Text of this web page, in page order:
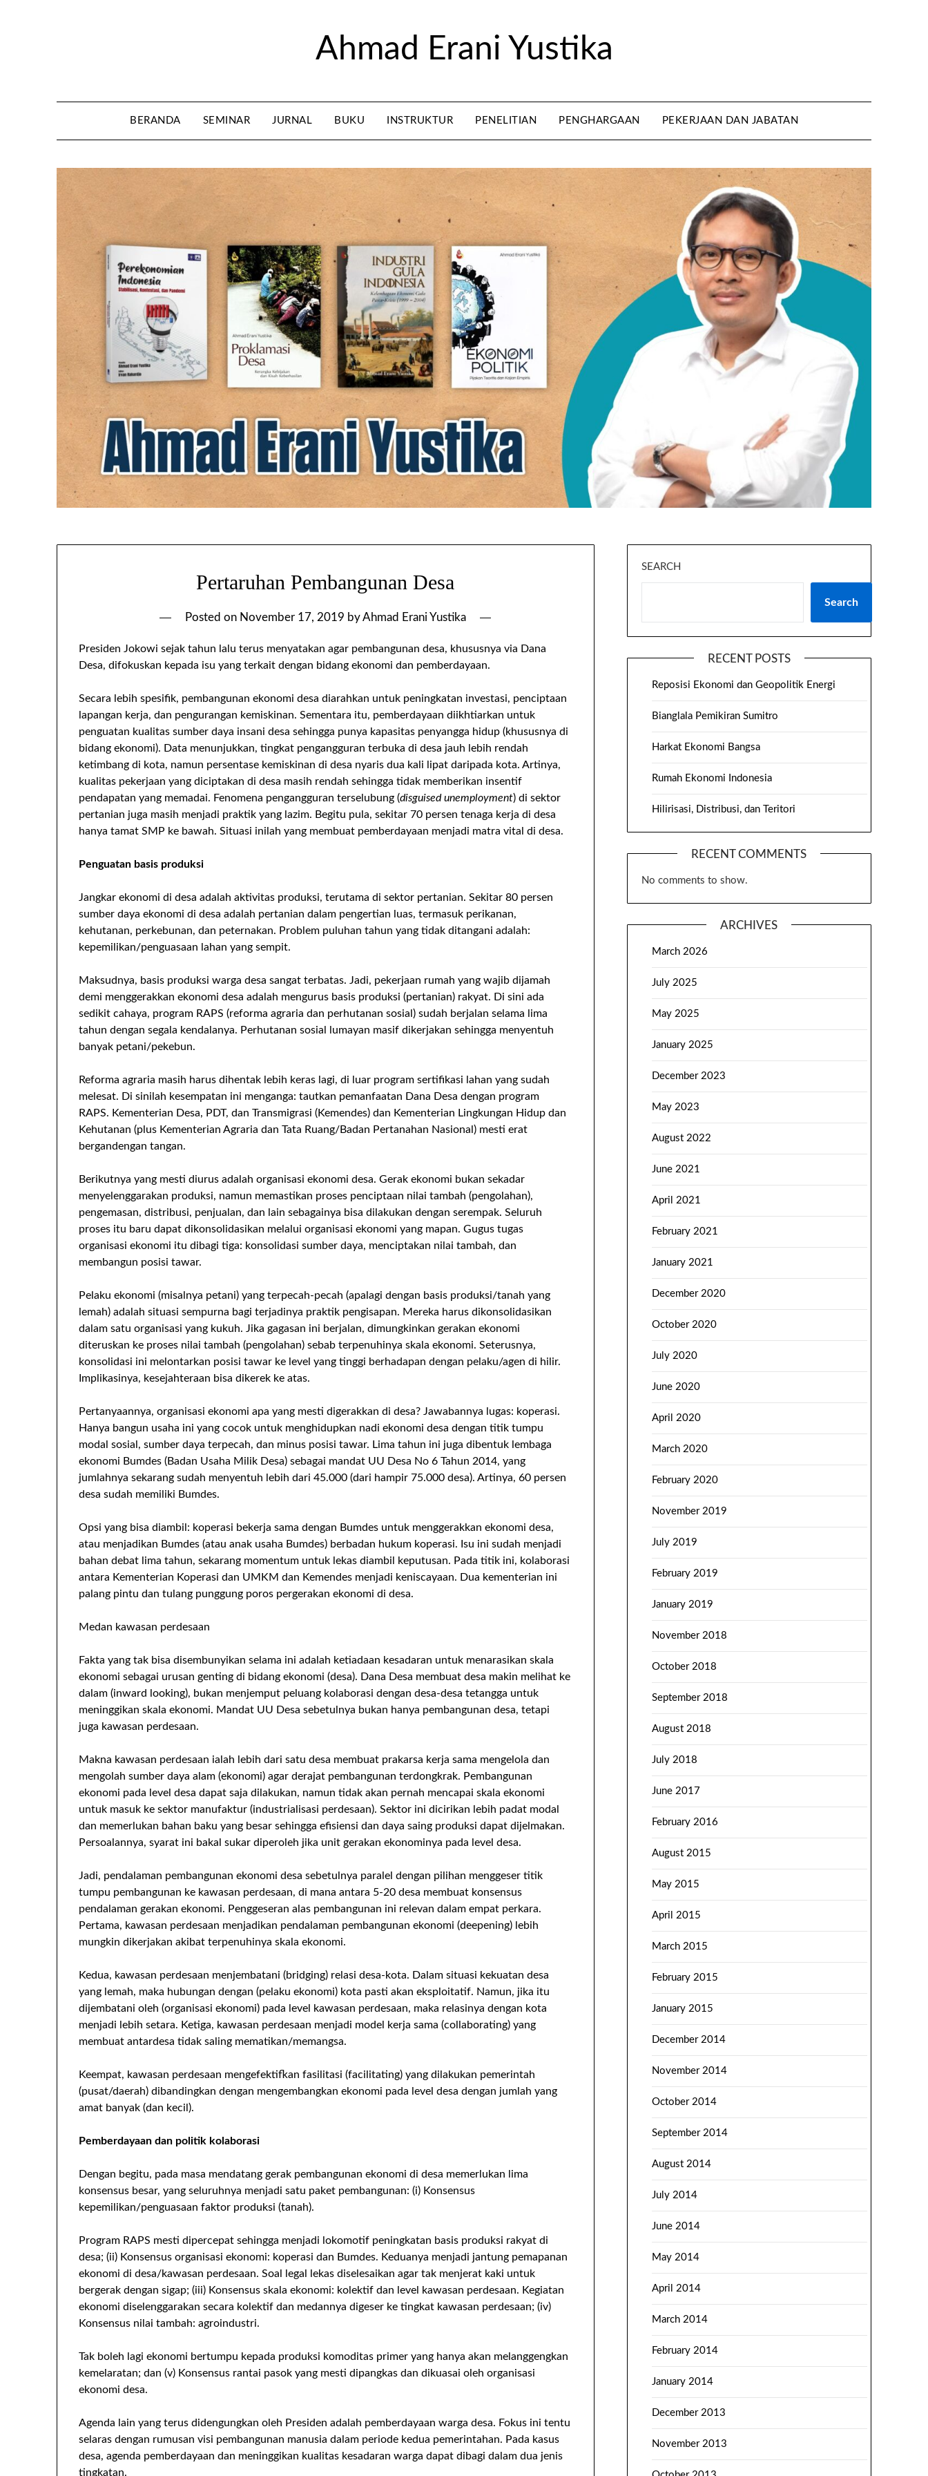
Ahmad Erani Yustika
BERANDA SEMINAR JURNAL BUKU INSTRUKTUR PENELITIAN PENGHARGAAN PEKERJAAN DAN JABATAN
Pertaruhan Pembangunan Desa
Posted on November 17, 2019 byAhmad Erani Yustika
Presiden Jokowi sejak tahun lalu terus menyatakan agar pembangunan desa, khususnya via Dana
Desa, difokuskan kepada isu yang terkait dengan bidang ekonomi dan pemberdayaan.
Secara lebih spesifik, pembangunan ekonomi desa diarahkan untuk peningkatan investasi, penciptaan
lapangan kerja, dan pengurangan kemiskinan. Sementara itu, pemberdayaan diikhtiarkan untuk
penguatan kualitas sumber daya insani desa sehingga punya kapasitas penyangga hidup (khususnya di
bidang ekonomi). Data menunjukkan, tingkat pengangguran terbuka di desa jauh lebih rendah
ketimbang di kota, namun persentase kemiskinan di desa nyaris dua kali lipat daripada kota. Artinya,
kualitas pekerjaan yang diciptakan di desa masih rendah sehingga tidak memberikan insentif
pendapatan yang memadai. Fenomena pengangguran terselubung (disguised unemployment) di sektor
pertanian juga masih menjadi praktik yang lazim. Begitu pula, sekitar 70 persen tenaga kerja di desa
hanya tamat SMP ke bawah. Situasi inilah yang membuat pemberdayaan menjadi matra vital di desa.
Penguatan basis produksi
Jangkar ekonomi di desa adalah aktivitas produksi, terutama di sektor pertanian. Sekitar 80 persen
sumber daya ekonomi di desa adalah pertanian dalam pengertian luas, termasuk perikanan,
kehutanan, perkebunan, dan peternakan. Problem puluhan tahun yang tidak ditangani adalah:
kepemilikan/penguasaan lahan yang sempit.
Maksudnya, basis produksi warga desa sangat terbatas. Jadi, pekerjaan rumah yang wajib dijamah
demi menggerakkan ekonomi desa adalah mengurus basis produksi (pertanian) rakyat. Di sini ada
sedikit cahaya, program RAPS (reforma agraria dan perhutanan sosial) sudah berjalan selama lima
tahun dengan segala kendalanya. Perhutanan sosial lumayan masif dikerjakan sehingga menyentuh
banyak petani/pekebun.
Reforma agraria masih harus dihentak lebih keras lagi, di luar program sertifikasi lahan yang sudah
melesat. Di sinilah kesempatan ini menganga: tautkan pemanfaatan Dana Desa dengan program
RAPS. Kementerian Desa, PDT, dan Transmigrasi (Kemendes) dan Kementerian Lingkungan Hidup dan
Kehutanan (plus Kementerian Agraria dan Tata Ruang/Badan Pertanahan Nasional) mesti erat
bergandengan tangan.
Berikutnya yang mesti diurus adalah organisasi ekonomi desa. Gerak ekonomi bukan sekadar
menyelenggarakan produksi, namun memastikan proses penciptaan nilai tambah (pengolahan),
pengemasan, distribusi, penjualan, dan lain sebagainya bisa dilakukan dengan serempak. Seluruh
proses itu baru dapat dikonsolidasikan melalui organisasi ekonomi yang mapan. Gugus tugas
organisasi ekonomi itu dibagi tiga: konsolidasi sumber daya, menciptakan nilai tambah, dan
membangun posisi tawar.
Pelaku ekonomi (misalnya petani) yang terpecah-pecah (apalagi dengan basis produksi/tanah yang
lemah) adalah situasi sempurna bagi terjadinya praktik pengisapan. Mereka harus dikonsolidasikan
dalam satu organisasi yang kukuh. Jika gagasan ini berjalan, dimungkinkan gerakan ekonomi
diteruskan ke proses nilai tambah (pengolahan) sebab terpenuhinya skala ekonomi. Seterusnya,
konsolidasi ini melontarkan posisi tawar ke level yang tinggi berhadapan dengan pelaku/agen di hilir.
Implikasinya, kesejahteraan bisa dikerek ke atas.
Pertanyaannya, organisasi ekonomi apa yang mesti digerakkan di desa? Jawabannya lugas: koperasi.
Hanya bangun usaha ini yang cocok untuk menghidupkan nadi ekonomi desa dengan titik tumpu
modal sosial, sumber daya terpecah, dan minus posisi tawar. Lima tahun ini juga dibentuk lembaga
ekonomi Bumdes (Badan Usaha Milik Desa) sebagai mandat UU Desa No 6 Tahun 2014, yang
jumlahnya sekarang sudah menyentuh lebih dari 45.000 (dari hampir 75.000 desa). Artinya, 60 persen
desa sudah memiliki Bumdes.
Opsi yang bisa diambil: koperasi bekerja sama dengan Bumdes untuk menggerakkan ekonomi desa,
atau menjadikan Bumdes (atau anak usaha Bumdes) berbadan hukum koperasi. Isu ini sudah menjadi
bahan debat lima tahun, sekarang momentum untuk lekas diambil keputusan. Pada titik ini, kolaborasi
antara Kementerian Koperasi dan UMKM dan Kemendes menjadi keniscayaan. Dua kementerian ini
palang pintu dan tulang punggung poros pergerakan ekonomi di desa.
Medan kawasan perdesaan
Fakta yang tak bisa disembunyikan selama ini adalah ketiadaan kesadaran untuk menarasikan skala
ekonomi sebagai urusan genting di bidang ekonomi (desa). Dana Desa membuat desa makin melihat ke
dalam (inward looking), bukan menjemput peluang kolaborasi dengan desa-desa tetangga untuk
meninggikan skala ekonomi. Mandat UU Desa sebetulnya bukan hanya pembangunan desa, tetapi
juga kawasan perdesaan.
Makna kawasan perdesaan ialah lebih dari satu desa membuat prakarsa kerja sama mengelola dan
mengolah sumber daya alam (ekonomi) agar derajat pembangunan terdongkrak. Pembangunan
ekonomi pada level desa dapat saja dilakukan, namun tidak akan pernah mencapai skala ekonomi
untuk masuk ke sektor manufaktur (industrialisasi perdesaan). Sektor ini dicirikan lebih padat modal
dan memerlukan bahan baku yang besar sehingga efisiensi dan daya saing produksi dapat dijelmakan.
Persoalannya, syarat ini bakal sukar diperoleh jika unit gerakan ekonominya pada level desa.
Jadi, pendalaman pembangunan ekonomi desa sebetulnya paralel dengan pilihan menggeser titik
tumpu pembangunan ke kawasan perdesaan, di mana antara 5-20 desa membuat konsensus
pendalaman gerakan ekonomi. Penggeseran alas pembangunan ini relevan dalam empat perkara.
Pertama, kawasan perdesaan menjadikan pendalaman pembangunan ekonomi (deepening) lebih
mungkin dikerjakan akibat terpenuhinya skala ekonomi.
Kedua, kawasan perdesaan menjembatani (bridging) relasi desa-kota. Dalam situasi kekuatan desa
yang lemah, maka hubungan dengan (pelaku ekonomi) kota pasti akan eksploitatif. Namun, jika itu
dijembatani oleh (organisasi ekonomi) pada level kawasan perdesaan, maka relasinya dengan kota
menjadi lebih setara. Ketiga, kawasan perdesaan menjadi model kerja sama (collaborating) yang
membuat antardesa tidak saling mematikan/memangsa.
Keempat, kawasan perdesaan mengefektifkan fasilitasi (facilitating) yang dilakukan pemerintah
(pusat/daerah) dibandingkan dengan mengembangkan ekonomi pada level desa dengan jumlah yang
amat banyak (dan kecil).
Pemberdayaan dan politik kolaborasi
Dengan begitu, pada masa mendatang gerak pembangunan ekonomi di desa memerlukan lima
konsensus besar, yang seluruhnya menjadi satu paket pembangunan: (i) Konsensus
kepemilikan/penguasaan faktor produksi (tanah).
Program RAPS mesti dipercepat sehingga menjadi lokomotif peningkatan basis produksi rakyat di
desa; (ii) Konsensus organisasi ekonomi: koperasi dan Bumdes. Keduanya menjadi jantung pemapanan
ekonomi di desa/kawasan perdesaan. Soal legal lekas diselesaikan agar tak menjerat kaki untuk
bergerak dengan sigap; (iii) Konsensus skala ekonomi: kolektif dan level kawasan perdesaan. Kegiatan
ekonomi diselenggarakan secara kolektif dan medannya digeser ke tingkat kawasan perdesaan; (iv)
Konsensus nilai tambah: agroindustri.
Tak boleh lagi ekonomi bertumpu kepada produksi komoditas primer yang hanya akan melanggengkan
kemelaratan; dan (v) Konsensus rantai pasok yang mesti dipangkas dan dikuasai oleh organisasi
ekonomi desa.
Agenda lain yang terus didengungkan oleh Presiden adalah pemberdayaan warga desa. Fokus ini tentu
selaras dengan rumusan visi pembangunan manusia dalam periode kedua pemerintahan. Pada kasus
desa, agenda pemberdayaan dan meninggikan kualitas kesadaran warga dapat dibagi dalam dua jenis
tingkatan.
SEARCH
Search
RECENT POSTS
Reposisi Ekonomi dan Geopolitik Energi
Bianglala Pemikiran Sumitro
Harkat Ekonomi Bangsa
Rumah Ekonomi Indonesia
Hilirisasi, Distribusi, dan Teritori
RECENT COMMENTS
No comments to show.
ARCHIVES
March 2026
July 2025
May 2025
January 2025
December 2023
May 2023
August 2022
June 2021
April 2021
February 2021
January 2021
December 2020
October 2020
July 2020
June 2020
April 2020
March 2020
February 2020
November 2019
July 2019
February 2019
January 2019
November 2018
October 2018
September 2018
August 2018
July 2018
June 2017
February 2016
August 2015
May 2015
April 2015
March 2015
February 2015
January 2015
December 2014
November 2014
October 2014
September 2014
August 2014
July 2014
June 2014
May 2014
April 2014
March 2014
February 2014
January 2014
December 2013
November 2013